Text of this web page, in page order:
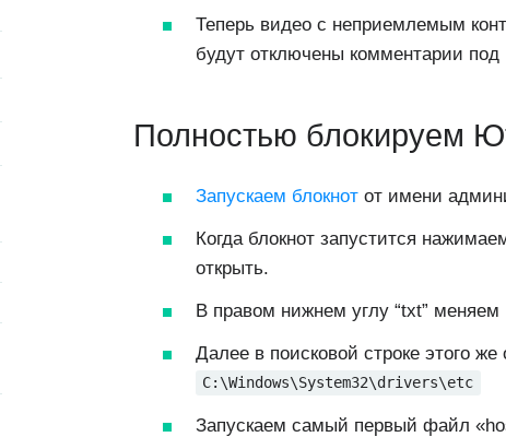
Теперь видео с неприемлемым
будут отключены комментарии под
Полностью блокируем
Запускаем блокнот от имени
Когда блокнот запустится
открыть.
В правом нижнем углу “txt” меняем
Далее в поисковой строке этого
C:\Windows\System32\drivers\etc
Запускаем самый первый файл